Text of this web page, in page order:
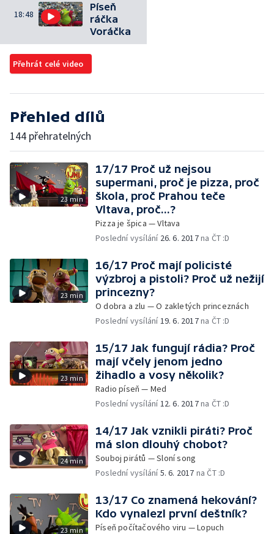
18:48
Píseň
ráčka
Voráčka
Přehrát celé video
Přehled dílů
144 přehratelných
23 min
17/17 Proč už nejsou
supermani, proč je pizza, proč
škola, proč Prahou teče
Vltava, proč...?
Pizza je špica — Vltava
Poslední vysílání 26. 6. 2017na ČT :D
23 min
16/17 Proč mají policisté
výzbroj a pistoli? Proč už nežijí
princezny?
O dobra a zlu — O zakletých princeznách
Poslední vysílání 19. 6. 2017na ČT :D
23 min
15/17 Jak fungují rádia? Proč
mají včely jenom jedno
žihadlo a vosy několik?
Radio píseň — Med
Poslední vysílání 12. 6. 2017na ČT :D
24 min
14/17 Jak vznikli piráti? Proč
má slon dlouhý chobot?
Souboj pirátů — Sloní song
Poslední vysílání5. 6. 2017 na ČT :D
23 min
13/17 Co znamená hekování?
Kdo vynalezl první deštník?
Píseň počítačového viru — Lopuch